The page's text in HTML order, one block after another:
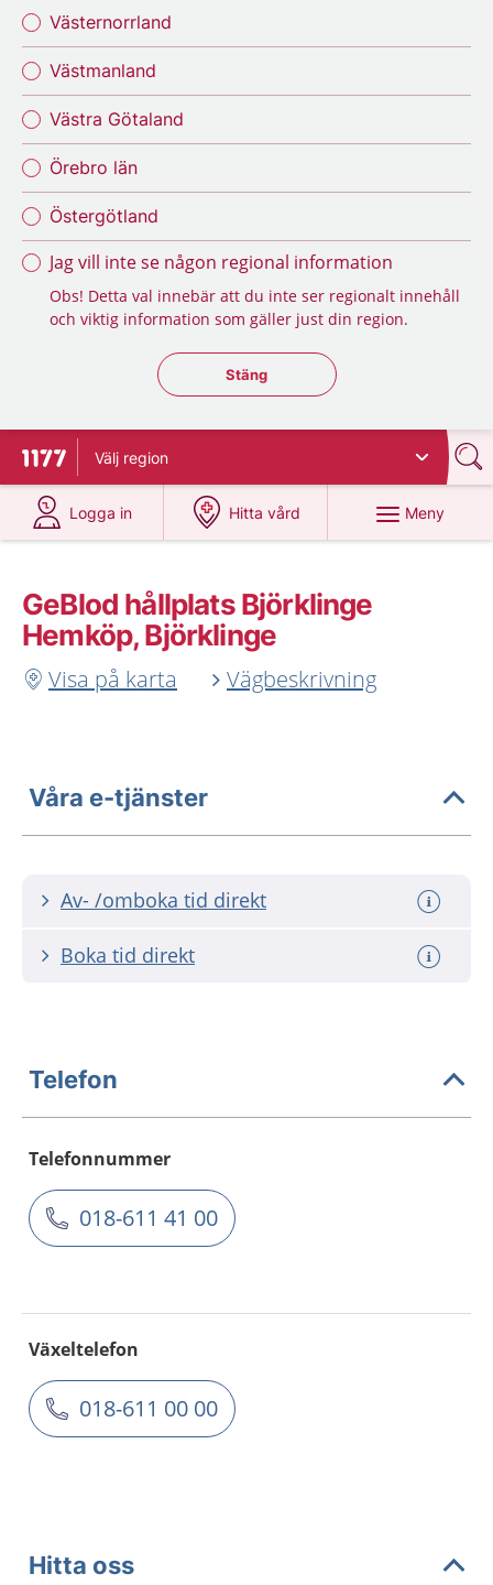
Västernorrland
Västmanland
Västra Götaland
Örebro län
Östergötland
Jag vill inte se någon regional information
Obs! Detta val innebär att du inte ser regionalt innehåll
och viktig information som gäller just din region.
Stäng regionsväljaren
Stäng
Till startsidan för 1177
Välj region
Logga in
på 1177.se
Hitta vård
på 1177.se
Meny
GeBlod hållplats Björklinge
Hemköp, Björklinge
Visa på karta Vägbeskrivning
Våra e-tjänster
Av- /omboka tid direkt
Boka tid direkt
Telefon
Telefonnummer
018-611 41 00
Växeltelefon
018-611 00 00
Hitta oss